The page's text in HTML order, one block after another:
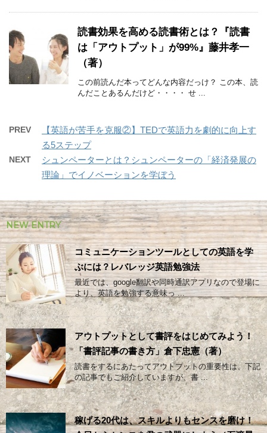
読書効果を高める読書術とは？『読書
は「アウトプット」が99%』藤井孝一
（著）
この前読んだ本ってどんな内容だっけ？ この本、読
んだことあるんだけど・・・・ せ ...
PREV
【英語が苦手を克服②】TEDで英語力を劇的に向上す
る5ステップ
NEXT
シュンペーターとは？シュンペーターの「経済発展の
理論」でイノベーションを学ぼう
NEW ENTRY
コミュニケーションツールとしての英語を学
ぶには？レバレッジ英語勉強法
最近では、google翻訳や同時通訳アプリなので登場に
より、英語を勉強する意味っ ...
アウトプットとして書評をはじめてみよう！
「書評記事の書き方」倉下忠憲（著）
読書をするにあたってアウトプットの重要性は、下記
の記事でもご紹介していますが、書 ...
稼げる20代は、スキルよりもセンスを磨け！